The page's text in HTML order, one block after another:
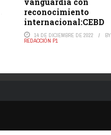
reconocimiento
internacional:CEBD
14 DE DICIEMBRE DE 2022 BY
REDACCIÓN P1